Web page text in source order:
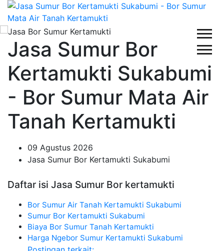
Jasa Sumur Bor
Kertamukti Sukabumi
- Bor Sumur Mata Air
Tanah Kertamukti
09 Agustus 2026
Jasa Sumur Bor Kertamukti Sukabumi
Daftar isi Jasa Sumur Bor kertamukti
Bor Sumur Air Tanah Kertamukti Sukabumi
Sumur Bor Kertamukti Sukabumi
Biaya Bor Sumur Tanah Kertamukti
Harga Ngebor Sumur Kertamukti Sukabumi